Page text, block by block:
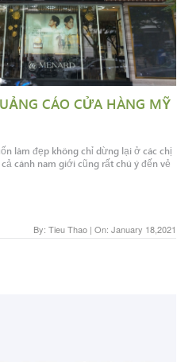
CÁO CỬA HÀNG MỸ
làm đẹp không chỉ dừng lại ở các chị
cánh nam giới cũng rất chú ý đến vẻ
By: Tieu Thao | On: January 18,2021